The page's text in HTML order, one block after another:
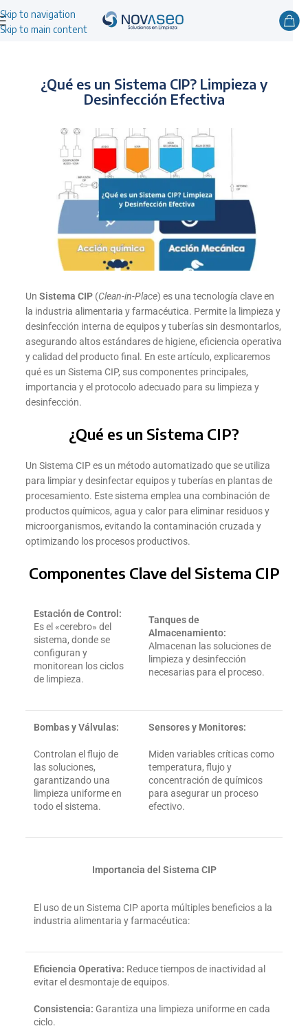
Skip to navigation
Skip to main content
¿Qué es un Sistema CIP? Limpieza y
Desinfección Efectiva
Un Sistema CIP(Clean-in-Place) es una tecnología clave en
la industria alimentaria y farmacéutica. Permite la limpieza y
desinfección interna de equipos y tuberías sin desmontarlos,
asegurando altos estándares de higiene, eficiencia operativa
y calidad del producto final. En este artículo, explicaremos
qué es un Sistema CIP, sus componentes principales,
importancia y el protocolo adecuado para su limpieza y
desinfección.
¿Qué es un Sistema CIP?
Un Sistema CIP es un método automatizado que se utiliza
para limpiar y desinfectar equipos y tuberías en plantas de
procesamiento. Este sistema emplea una combinación de
productos químicos, agua y calor para eliminar residuos y
microorganismos, evitando la contaminación cruzada y
optimizando los procesos productivos.
Componentes Clave del Sistema CIP
Estación de Control:
Es el «cerebro» del
sistema, donde se
configuran y
monitorean los ciclos
de limpieza.
Tanques de
Almacenamiento:
Almacenan las soluciones de
limpieza y desinfección
necesarias para el proceso.
Bombas y Válvulas:
Controlan el flujo de
las soluciones,
garantizando una
limpieza uniforme en
todo el sistema.
Sensores y Monitores:
Miden variables críticas como
temperatura, flujo y
concentración de químicos
para asegurar un proceso
efectivo.
Importancia del Sistema CIP
El uso de un Sistema CIP aporta múltiples beneficios a la
industria alimentaria y farmacéutica:
Eficiencia Operativa: Reduce tiempos de inactividad al
evitar el desmontaje de equipos.
Consistencia: Garantiza una limpieza uniforme en cada
ciclo.